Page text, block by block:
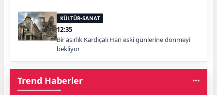
KÜLTÜR-SANAT
12:35
Bir asırlık Kardiçalı Han eski günlerine dönmeyi
bekliyor
Trend Haberler